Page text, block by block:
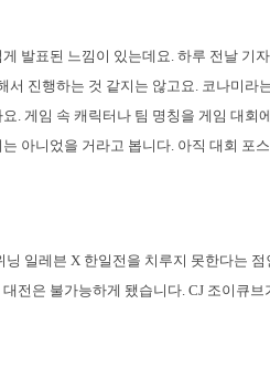
발표된 느낌이 있는데요. 하루 전날 기
서 진행하는 것 같지는 않고요. 코나미라
. 게임 속 캐릭터나 팀 명칭을 게임 대회
아니었을 거라고 봅니다. 아직 대회 포
닝 일레븐 X 한일전을 치루지 못한다는
전은 불가능하게 됐습니다. CJ 조이큐